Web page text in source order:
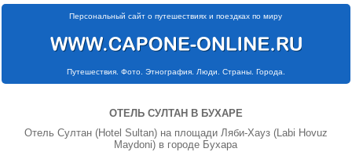
Персональный сайт о путешествиях и поездках по миру
Путешествия. Фото. Этнография. Люди. Страны. Города.
ОТЕЛЬ СУЛТАН В БУХАРЕ
Отель Султан (Hotel Sultan) на площади Ляби-Хауз (Labi Hovuz
Maydoni) в городе Бухара